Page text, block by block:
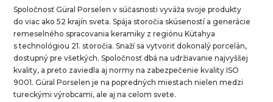
Spoločnosť Güral Porselen v súčasnosti vyváža svoje produkty
do viac ako 52 krajín sveta. Spája storočia skúseností a generácie
remeselného spracovania keramiky z regiónu Kütahya
s technológiou 21. storočia. Snaží sa vytvoriť dokonalý porcelán,
dostupný pre všetkých. Spoločnosť dbá na udržiavanie najvyššej
kvality, a preto zaviedla aj normy na zabezpečenie kvality ISO
9001. Güral Porselen je na popredných miestach nielen medzi
tureckými výrobcami, ale aj na celom svete.